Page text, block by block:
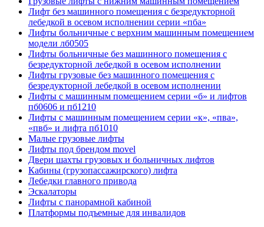
Лифт без машинного помещения с безредукторной
лебедкой в осевом исполнении серии «пба»
Лифты больничные с верхним машинным помещением
модели лб0505
Лифты больничные без машинного помещения с
безредукторной лебедкой в осевом исполнении
Лифты грузовые без машинного помещения с
безредукторной лебедкой в осевом исполнении
Лифты с машинным помещением серии «б» и лифтов
пб0606 и пб1210
Лифты с машинным помещением серии «к», «пва»,
«пвб» и лифта пб1010
Малые грузовые лифты
Лифты под брендом movel
Двери шахты грузовых и больничных лифтов
Кабины (грузопассажирского) лифта
Лебедки главного привода
Эскалаторы
Лифты с панорамной кабиной
Платформы подъемные для инвалидов